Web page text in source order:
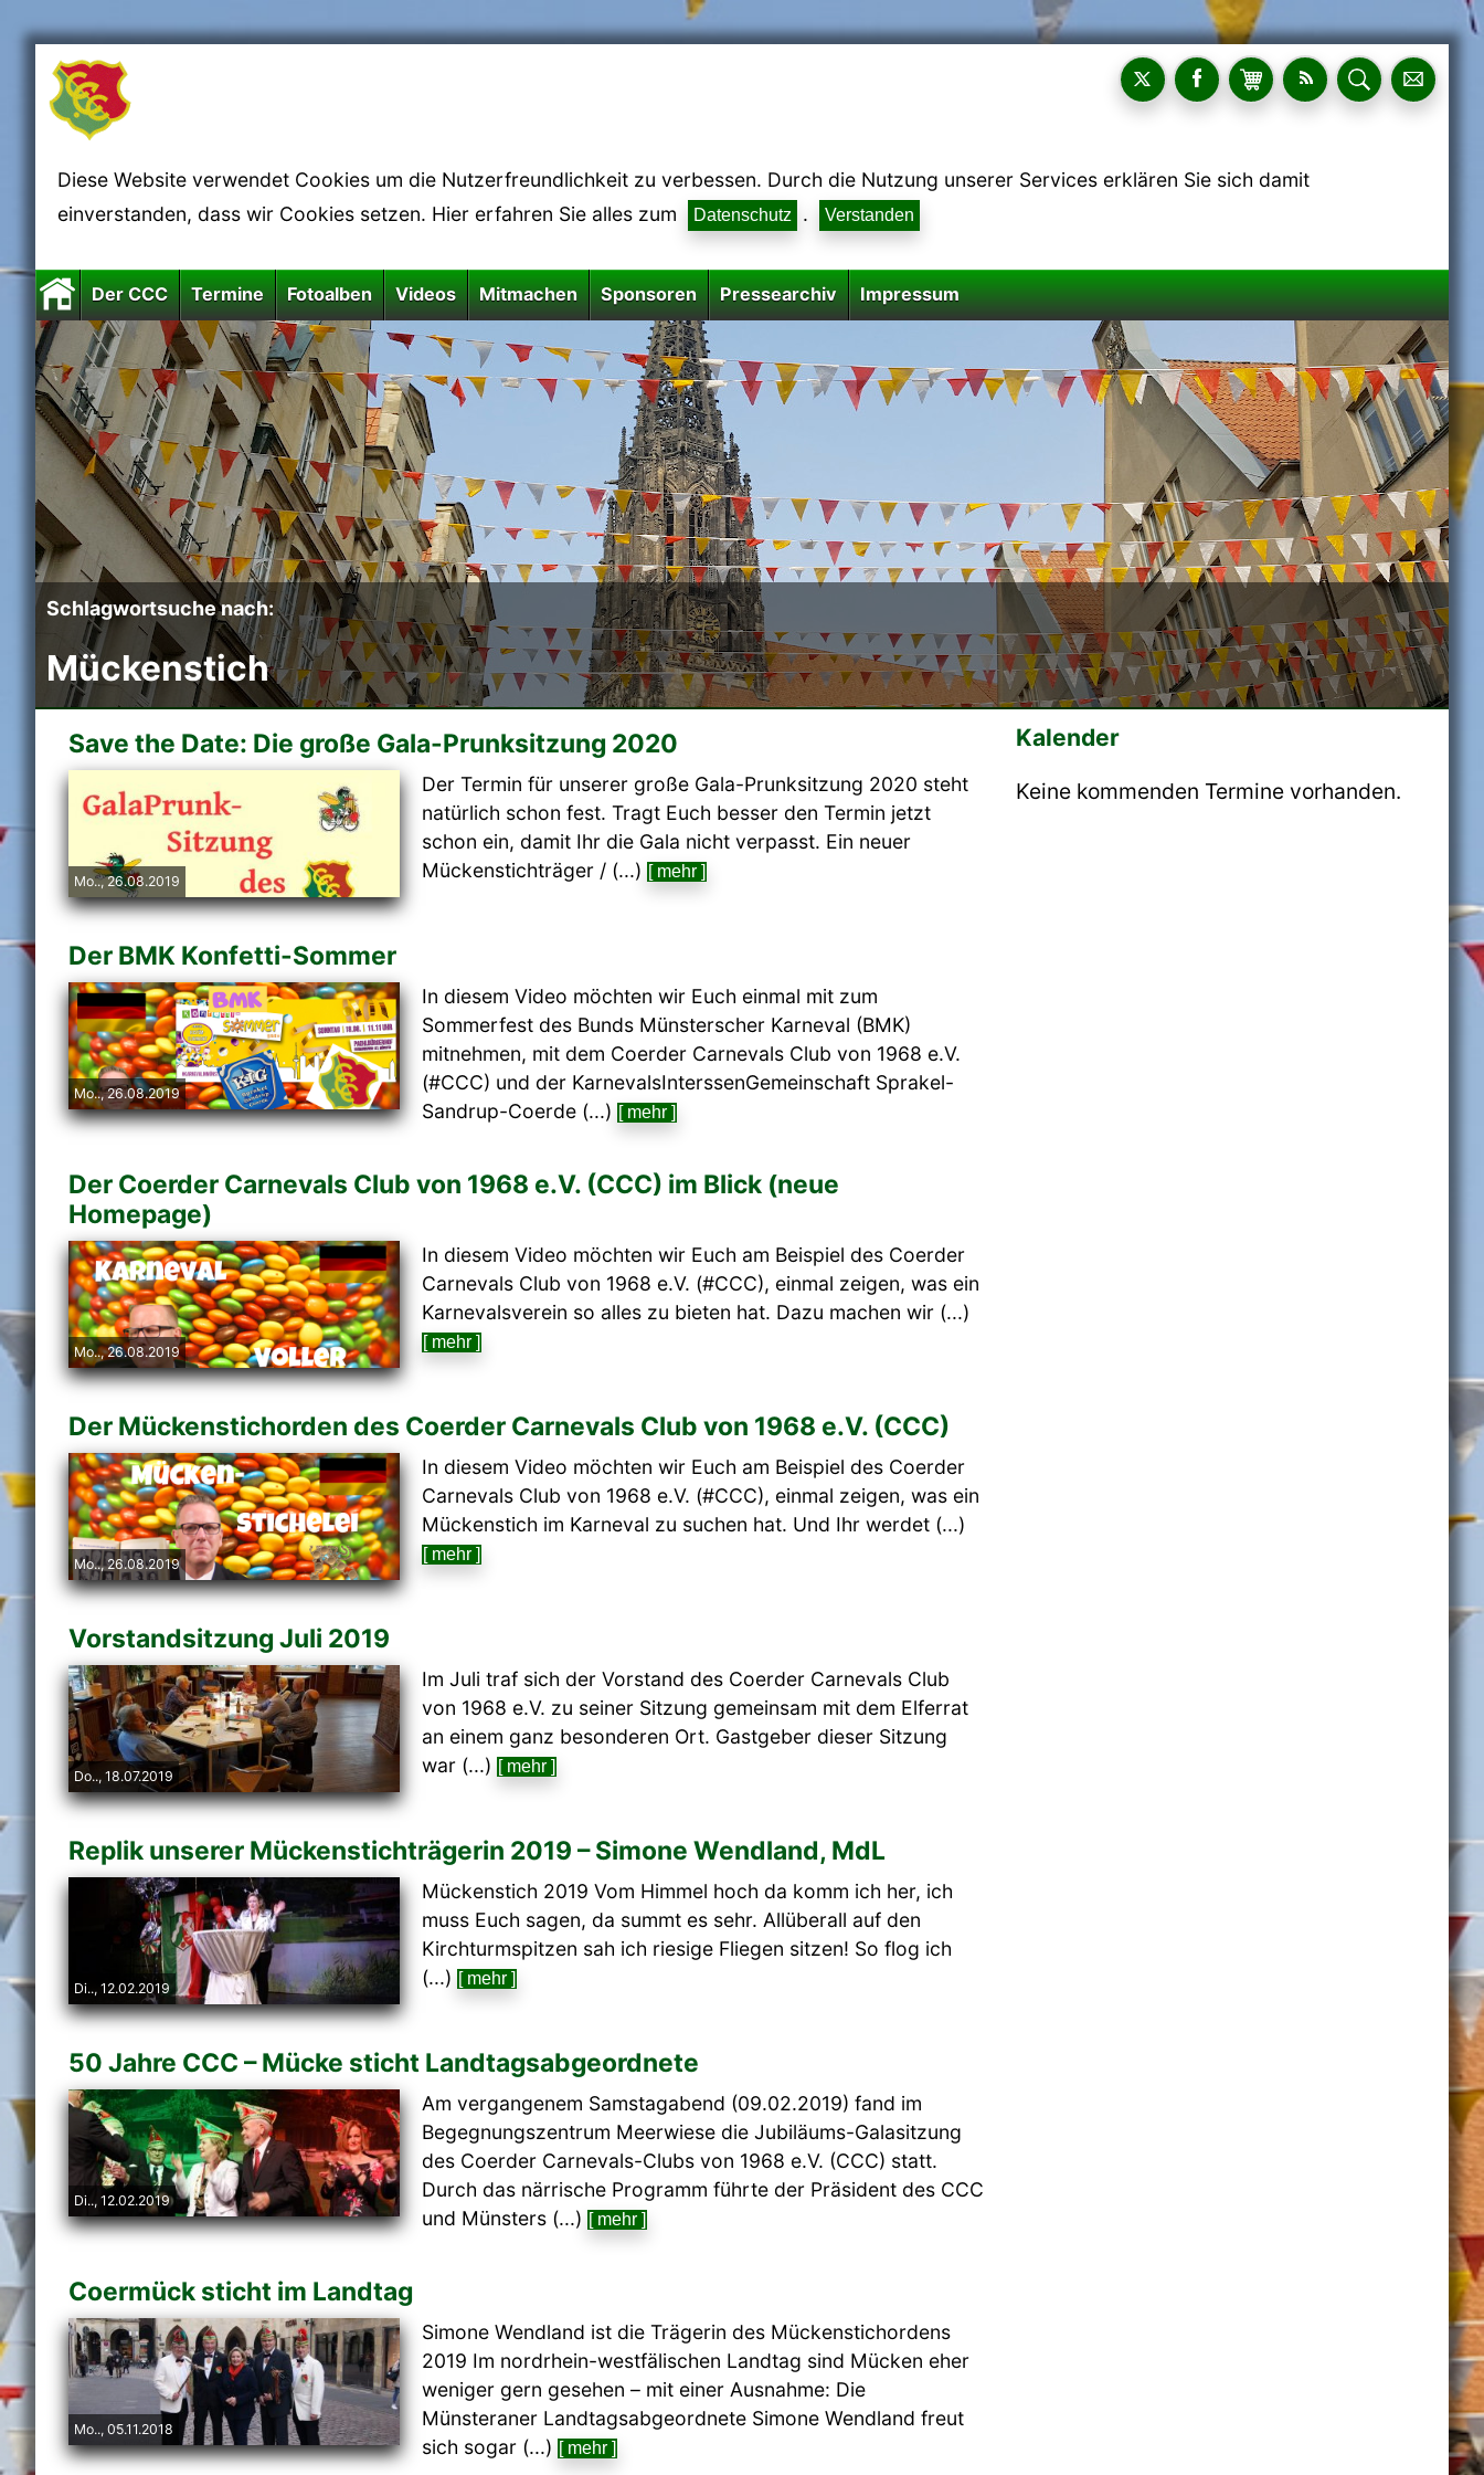
Diese Website verwendet Cookies um die Nutzerfreundlichkeit zu verbessen. Durch die Nutzung unserer Services erklären Sie sich damit
einverstanden, dass wir Cookies setzen. Hier erfahren Sie alles zum
Datenschutz . Verstanden
Der CCC Termine Fotoalben Videos Mitmachen Sponsoren Pressearchiv Impressum
Schlagwortsuche nach:
Mückenstich
Save the Date: Die große Gala-Prunksitzung 2020
Mo.., 26.08.2019
Der Termin für unserer große Gala-Prunksitzung 2020 steht
natürlich schon fest. Tragt Euch besser den Termin jetzt
schon ein, damit Ihr die Gala nicht verpasst. Ein neuer
Mückenstichträger / (...) [ mehr ]
Der BMK Konfetti-Sommer
Mo.., 26.08.2019
In diesem Video möchten wir Euch einmal mit zum
Sommerfest des Bunds Münsterscher Karneval (BMK)
mitnehmen, mit dem Coerder Carnevals Club von 1968 e.V.
(#CCC) und der KarnevalsInterssenGemeinschaft Sprakel-
Sandrup-Coerde (...) [ mehr ]
Der Coerder Carnevals Club von 1968 e.V. (CCC) im Blick (neue
Homepage)
Mo.., 26.08.2019
In diesem Video möchten wir Euch am Beispiel des Coerder
Carnevals Club von 1968 e.V. (#CCC), einmal zeigen, was ein
Karnevalsverein so alles zu bieten hat. Dazu machen wir (...)
[ mehr ]
Der Mückenstichorden des Coerder Carnevals Club von 1968 e.V. (CCC)
Mo.., 26.08.2019
In diesem Video möchten wir Euch am Beispiel des Coerder
Carnevals Club von 1968 e.V. (#CCC), einmal zeigen, was ein
Mückenstich im Karneval zu suchen hat. Und Ihr werdet (...)
[ mehr ]
Vorstandsitzung Juli 2019
Do.., 18.07.2019
Im Juli traf sich der Vorstand des Coerder Carnevals Club
von 1968 e.V. zu seiner Sitzung gemeinsam mit dem Elferrat
an einem ganz besonderen Ort. Gastgeber dieser Sitzung
war (...) [ mehr ]
Replik unserer Mückenstichträgerin 2019 – Simone Wendland, MdL
Di.., 12.02.2019
Mückenstich 2019 Vom Himmel hoch da komm ich her, ich
muss Euch sagen, da summt es sehr. Allüberall auf den
Kirchturmspitzen sah ich riesige Fliegen sitzen! So flog ich
(...) [ mehr ]
50 Jahre CCC – Mücke sticht Landtagsabgeordnete
Di.., 12.02.2019
Am vergangenem Samstagabend (09.02.2019) fand im
Begegnungszentrum Meerwiese die Jubiläums-Galasitzung
des Coerder Carnevals-Clubs von 1968 e.V. (CCC) statt.
Durch das närrische Programm führte der Präsident des CCC
und Münsters (...) [ mehr ]
Coermück sticht im Landtag
Mo.., 05.11.2018
Simone Wendland ist die Trägerin des Mückenstichordens
2019 Im nordrhein-westfälischen Landtag sind Mücken eher
weniger gern gesehen – mit einer Ausnahme: Die
Münsteraner Landtagsabgeordnete Simone Wendland freut
sich sogar (...) [ mehr ]
Kalender
Keine kommenden Termine vorhanden.